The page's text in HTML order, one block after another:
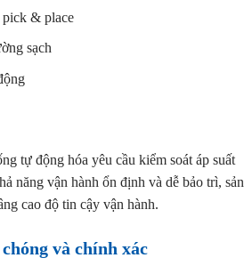
& place
sạch
tự động hóa yêu cầu kiểm soát áp suất
năng vận hành ổn định và dễ bảo trì, sản
cao độ tin cậy vận hành.
và chính xác